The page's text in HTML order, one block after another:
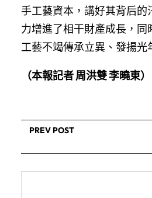
手工藝資本，講好其背后的
力增進了相干財產成長，同
工藝不竭傳承立異、發揚光
（本報記者 周洪雙 李曉東）
PREV POST